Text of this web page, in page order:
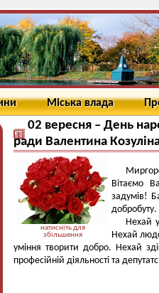
Міська влада
02 вересня – День
ради Валентина
натисніть для
збільшення
Вітаємо
задумів!
добробуту.
Нехай
Нехай
уміння творити добро. Нехай
професійній діяльності та